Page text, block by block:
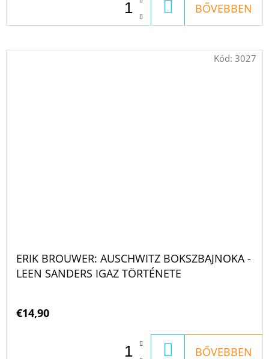
KOSÁRBA
BŐVEBBEN
ERIK BROUWER: AUSCHWITZ BOKSZBAJNOKA -
LEEN SANDERS IGAZ TÖRTÉNETE
€14,90
KOSÁRBA
BŐVEBBEN
Kód: 3027